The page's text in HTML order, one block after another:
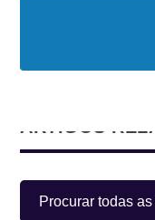
ARTIGOS
Procurar todas